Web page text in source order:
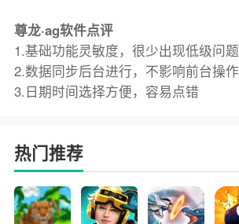
尊龙·ag软件点评
1.基础功能灵敏度，很少出现低级问题
2.数据同步后台进行，不影响前台操作
3.日期时间选择方便，容易点错
热门推荐